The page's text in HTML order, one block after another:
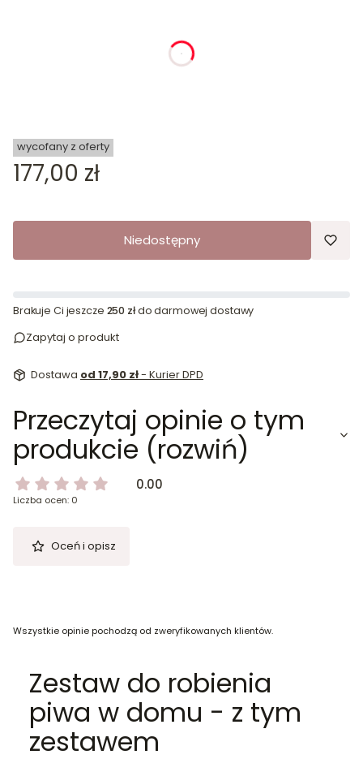
wycofany z oferty
Cena
177,00 zł
Niedostępny
Brakuje Ci jeszcze 250 złdo darmowej dostawy
Zapytaj o produkt
Dostawa od 17,90 zł- Kurier DPD
Przeczytaj opinie o tym
produkcie (rozwiń)
0.00
Liczba ocen: 0
Oceń i opisz
Wszystkie opinie pochodzą od zweryfikowanych klientów.
Zestaw do robienia
piwa w domu - z tym
zestawem